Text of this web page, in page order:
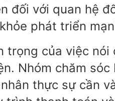
đối với quan hệ
phát triển
trọng của việc
Nhóm chăm
thực sự cần